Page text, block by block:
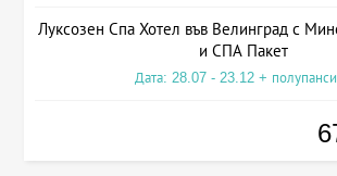
Луксозен Спа Хотел във Велинград с
и СПА Пакет
Дата: 28.07 - 23.12 +